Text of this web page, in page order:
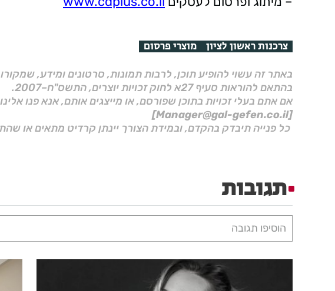
צרכנות ראשון לציון מוצרי פרסום
באתר זה עשוי להופיע תוכן, לרבות תמונות, סרטונים ומידע,
בהתאם להוראות סעיף 27א לחוק זכויות יוצרים, התשס"ח–2007.
אם אתם בעלי זכויות בתוכן שפורסם, או מייצגים אותם, אנא פנו
[Manager@gal-gefen.co.il]
כל פנייה תיבדק בהקדם, ובמידת הצורך יינתן קרדיט מתאים או
תגובות
הוסיפו תגובה